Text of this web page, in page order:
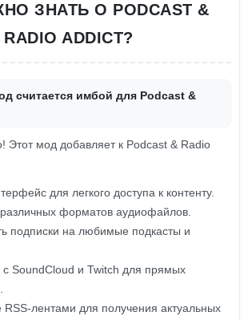
ЗНАТЬ О PODCAST &
RADIO ADDICT?
считается имбой для Podcast &
Этот мод добавляет к Podcast & Radio
для легкого доступа к контенту.
форматов аудиофайлов.
подписки на любимые подкасты и
с SoundCloud и Twitch для прямых
RSS-лентами для получения актуальных